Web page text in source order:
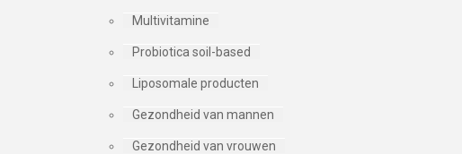
Multivitamine
Probiotica soil-based
Liposomale producten
Gezondheid van mannen
Gezondheid van vrouwen